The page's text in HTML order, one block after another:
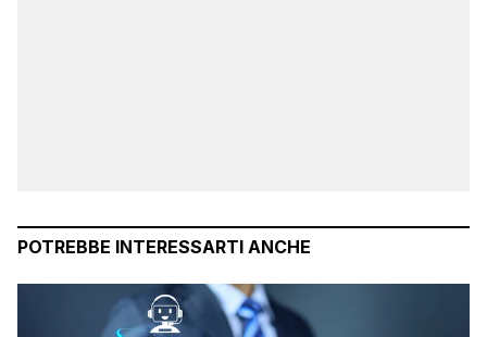
POTREBBE INTERESSARTI ANCHE